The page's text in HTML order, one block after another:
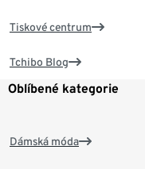
Tiskové centrum
Tchibo Blog
Oblíbené kategorie
Dámská móda